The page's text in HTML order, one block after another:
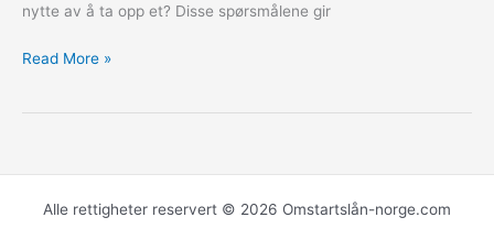
nytte av å ta opp et? Disse spørsmålene gir
Hva
hvem
passer
Read More »
Alle rettigheter reservert © 2026 Omstartslån-norge.com